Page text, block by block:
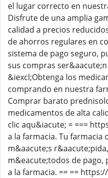
el lugar correcto en
Disfrute de una amplia
calidad a precios
de ahorros regulares en
sistema de pago seguro,
sus compras
&iexcl;Obtenga los
comprando en nuestra
Comprar barato
medicamentos de alta
clic aqu&iacute; = ===
a la farmacia. Tu farmacia
m&aacute;s
m&eacute;todos de pago,
a la farmacia. == ==